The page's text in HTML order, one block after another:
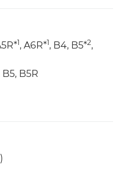
1, A6R*1, B4, B5*2,
B5R